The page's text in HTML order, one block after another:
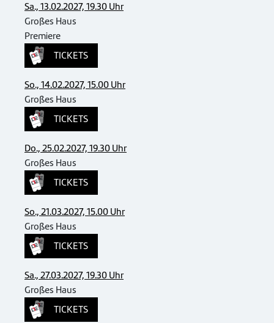
Sa., 13.02.2027, 19.30 Uhr
Großes Haus
Premiere
TICKETS
So., 14.02.2027, 15.00 Uhr
Großes Haus
TICKETS
Do., 25.02.2027, 19.30 Uhr
Großes Haus
TICKETS
So., 21.03.2027, 15.00 Uhr
Großes Haus
TICKETS
Sa., 27.03.2027, 19.30 Uhr
Großes Haus
TICKETS